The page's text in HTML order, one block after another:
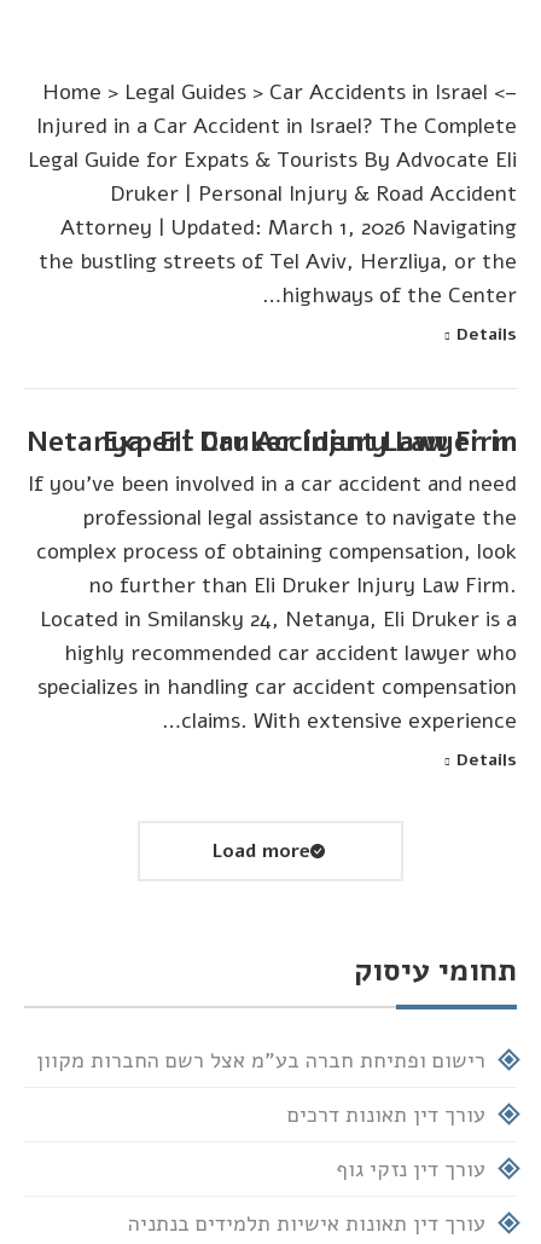
–> Home > Legal Guides > Car Accidents in Israel
Injured in a Car Accident in Israel? The Complete
Legal Guide for Expats & Tourists By Advocate Eli
Druker | Personal Injury & Road Accident
Attorney | Updated: March 1, 2026 Navigating
the bustling streets of Tel Aviv, Herzliya, or the
highways of the Center…
Details
Expert Car Accident Lawyer in Netanya: Eli Druker Injury Law Firm
If you've been involved in a car accident and need
professional legal assistance to navigate the
complex process of obtaining compensation, look
no further than Eli Druker Injury Law Firm.
Located in Smilansky 24, Netanya, Eli Druker is a
highly recommended car accident lawyer who
specializes in handling car accident compensation
claims. With extensive experience…
Details
Load more
תחומי עיסוק
רישום ופתיחת חברה בע"מ אצל רשם החברות מקוון
עורך דין תאונות דרכים
עורך דין נזקי גוף
עורך דין תאונות אישיות תלמידים בנתניה